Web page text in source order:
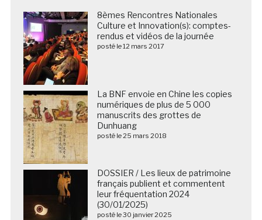
8èmes Rencontres Nationales
Culture et Innovation(s): comptes-
rendus et vidéos de la journée
posté le 12 mars 2017
La BNF envoie en Chine les copies
numériques de plus de 5 000
manuscrits des grottes de
Dunhuang
posté le 25 mars 2018
DOSSIER / Les lieux de patrimoine
français publient et commentent
leur fréquentation 2024
(30/01/2025)
posté le 30 janvier 2025